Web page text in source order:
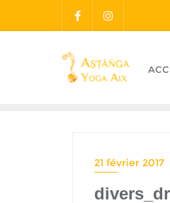
21 février 2017